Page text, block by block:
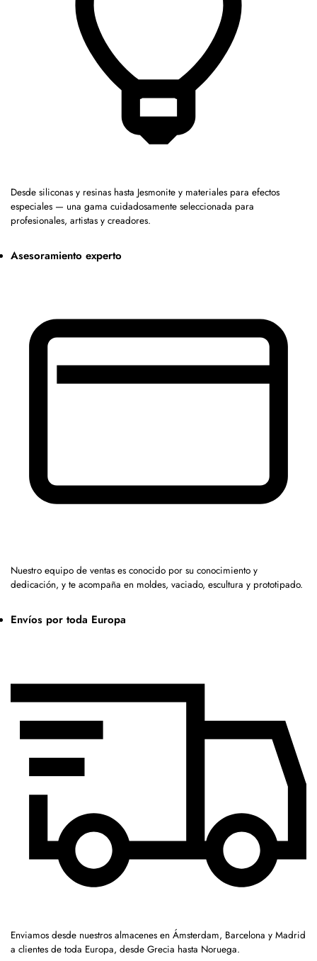
Desde siliconas y resinas hasta Jesmonite y materiales para efectos
especiales — una gama cuidadosamente seleccionada para
profesionales, artistas y creadores.
Asesoramiento experto
Nuestro equipo de ventas es conocido por su conocimiento y
dedicación, y te acompaña en moldes, vaciado, escultura y prototipado.
Envíos por toda Europa
Enviamos desde nuestros almacenes en Ámsterdam, Barcelona y Madrid
a clientes de toda Europa, desde Grecia hasta Noruega.